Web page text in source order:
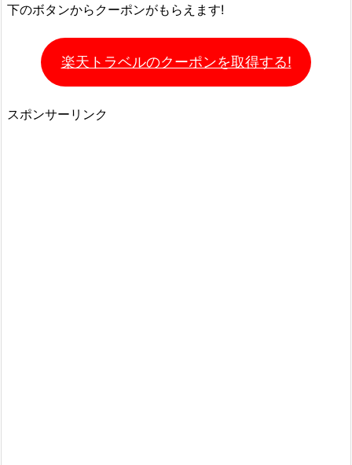
下のボタンからクーポンがもらえます!
楽天トラベルのクーポンを取得する!
スポンサーリンク